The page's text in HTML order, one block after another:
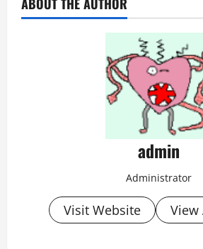
admin
Administrator
Visit Website View